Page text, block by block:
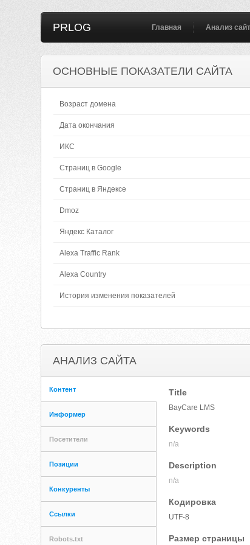
PRLOG Главная Анализ
ОСНОВНЫЕ ПОКАЗАТЕЛИ САЙТА
Возраст домена
Дата окончания
ИКС
Страниц в Google
Страниц в Яндексе
Dmoz
Яндекс Каталог
Alexa Traffic Rank
Alexa Country
История изменения показателей
АНАЛИЗ САЙТА
Контент
Информер
Посетители
Позиции
Конкуренты
Ссылки
Robots.txt
Title
BayCare LMS
Keywords
n/a
Description
n/a
Кодировка
UTF-8
Размер страницы